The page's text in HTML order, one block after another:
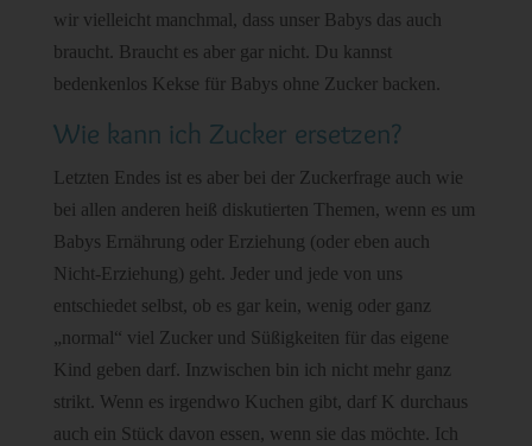
wir vielleicht manchmal, dass unser Babys das auch
braucht. Braucht es aber gar nicht. Du kannst
bedenkenlos Kekse für Babys ohne Zucker backen.
Wie kann ich Zucker ersetzen?
Letzten Endes ist es aber bei der Zuckerfrage auch wie
bei allen anderen heiß diskutierten Themen, wenn es um
Babys Ernährung oder Erziehung (oder eben auch
Nicht-Erziehung) geht. Jeder und jede von uns
entschiedet selbst, ob es gar kein, wenig oder ganz
„normal“ viel Zucker und Süßigkeiten für das eigene
Kind geben darf. Inzwischen bin ich nicht mehr ganz
strikt. Wenn es irgendwo Kuchen gibt, darf K durchaus
auch ein Stück davon essen, wenn sie das möchte. Ich